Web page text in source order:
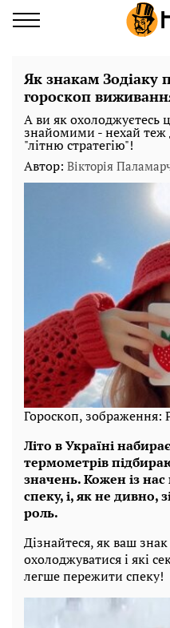
Як знакам Зодіаку
гороскоп
А ви як охолоджуєтесь
знайомими - нехай теж
"літню стратегію"!
Автор: Вікторія
Гороскоп, зображення:
Літо в Україні
термометрів
значень. Кожен із
спеку, і, як не дивно,
роль.
Дізнайтеся, як ваш знак
охолоджуватися і які
легше пережити спеку!